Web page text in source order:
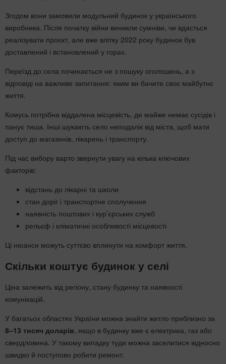
Згодом вони замовили модульний будинок у українського
виробника. Після початку війни виникли сумніви, чи вдасться
реалізувати проєкт, але вже влітку 2022 року будинок був
доставлений і встановлений у горах.
Переїзд до села починається не з пошуку оголошень, а з
відповіді на важливе запитання: яким ви бачите своє майбутнє
життя.
Комусь потрібна віддалена місцевість, де майже немає сусідів і
панує тиша. Інші шукають село неподалік від міста, щоб мати
доступ до магазинів, лікарень і транспорту.
Під час вибору варто звернути увагу на кілька ключових
факторів:
відстань до лікарні та школи
стан доріг і транспортне сполучення
наявність поштових і кур’єрських служб
рельєф і кліматичні особливості місцевості
Ці нюанси можуть суттєво вплинути на комфорт життя.
Скільки коштує будинок у селі
Ціна залежить від регіону, стану будинку та наявності
комунікацій.
У багатьох областях України можна знайти житло приблизно за
8–13 тисяч доларів , якщо в будинку вже є електрика, газ або
свердловина. У такому випадку туди можна заселитися відносно
швидко й поступово робити ремонт.